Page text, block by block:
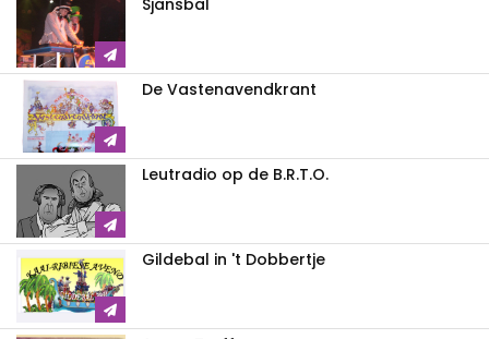
Sjansbal
De Vastenavendkrant
Leutradio op de B.R.T.O.
Gildebal in 't Dobbertje